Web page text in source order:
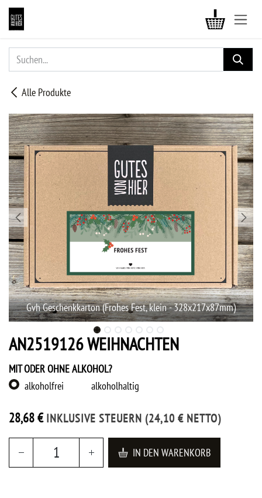
ZUM INHALT SPRINGEN
Alle Produkte
Gvh Geschenkkarton (Frohes Fest, klein - 328x217x87mm)
AN2519126 WEIHNACHTEN
MIT ODER OHNE ALKOHOL?
alkoholfrei
alkoholhaltig
28,68€ INKLUSIVE STEUERN (24,10 € NETTO)
IN DEN WARENKORB